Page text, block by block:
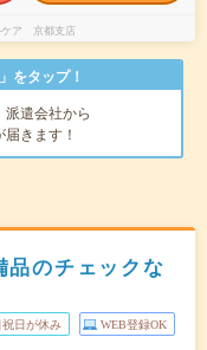
ケア 京都支店
をタップ！
派遣会社から
届きます！
品のチェックな
祝日が休み WEB登録OK